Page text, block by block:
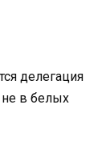
делегация
в белых